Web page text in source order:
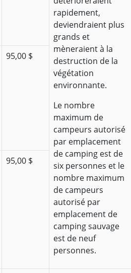
rapidement,
deviendraient plus
grands et
mèneraient à la
destruction de la
végétation
environnante.
Le nombre
maximum de
campeurs autorisé
par emplacement
de camping est de
six personnes et le
nombre maximum
de campeurs
autorisé par
emplacement de
camping sauvage
est de neuf
personnes.
95,00 $
95,00 $